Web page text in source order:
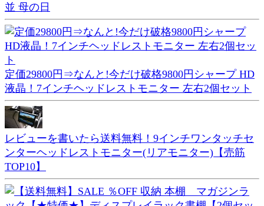
並 母の日
定価29800円⇒なんと!今だけ破格9800円シャープ HD
液晶！7インチヘッドレストモニター 左右2個セット
レビューを書いたら送料無料！9インチワンタッチセ
ンターヘッドレストモニター(リアモニター)【売筋
TOP10】